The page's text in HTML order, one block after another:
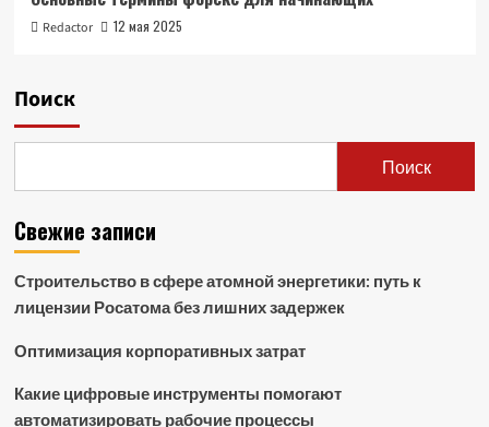
Redactor 12 мая 2025
Поиск
Поиск
Свежие записи
Строительство в сфере атомной энергетики: путь к
лицензии Росатома без лишних задержек
Оптимизация корпоративных затрат
Какие цифровые инструменты помогают
автоматизировать рабочие процессы